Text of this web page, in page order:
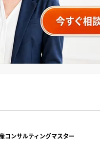
コンサルティングマスター